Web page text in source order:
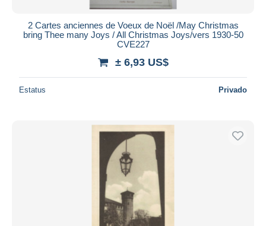
2 Cartes anciennes de Voeux de Noël /May Christmas
bring Thee many Joys / All Christmas Joys/vers 1930-50
CVE227
± 6,93 US$
Estatus Privado